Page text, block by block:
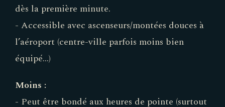
dès la première minute.
- Accessible avec ascenseurs/montées douces à
l’aéroport (centre-ville parfois moins bien
équipé...)
Moins :
- Peut être bondé aux heures de pointe (surtout